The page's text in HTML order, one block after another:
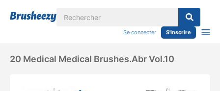
Se connecter S'inscrire
20 Medical Medical Brushes.abr Vol.10